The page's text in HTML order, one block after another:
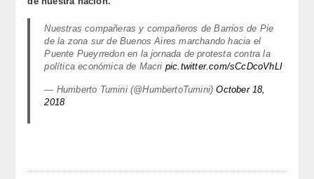
Nuestras compañeras y compañeros de Barrios de Pie
de la zona sur de Buenos Aires marchando hacia el
Puente Pueyrredon en la jornada de protesta contra la
política económica de Macri pic.twitter.com/sCcDcoVhLI
— Humberto Tumini (@HumbertoTumini)October 18,
2018